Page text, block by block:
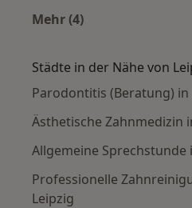
Mehr (4)
Städte in der Nähe von
Parodontitis (Beratung) in
Ästhetische Zahnmedizin
Allgemeine Sprechstunde
Professionelle
Leipzig